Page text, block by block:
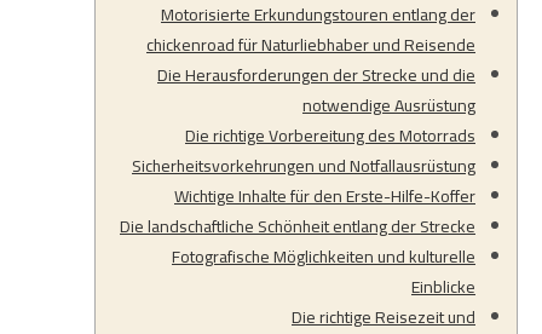
Motorisierte Erkundungstouren entlang der
chickenroad für Naturliebhaber und Reisende
Die Herausforderungen der Strecke und die
notwendige Ausrüstung
Die richtige Vorbereitung des Motorrads
Sicherheitsvorkehrungen und Notfallausrüstung
Wichtige Inhalte für den Erste-Hilfe-Koffer
Die landschaftliche Schönheit entlang der Strecke
Fotografische Möglichkeiten und kulturelle
Einblicke
Die richtige Reisezeit und